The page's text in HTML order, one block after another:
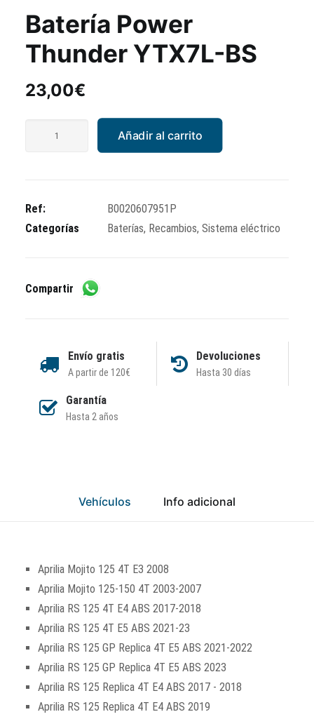
Batería Power
Thunder YTX7L-BS
23,00€
BS
cantidad
Añadir al carrito
Ref:
B0020607951P
Categorías
Baterías, Recambios, Sistema eléctrico
Compartir
Envío gratis
A partir de 120€
Devoluciones
Hasta 30 días
Garantía
Hasta 2 años
Vehículos Info adicional
Aprilia Mojito 125 4T E3 2008
Aprilia Mojito 125-150 4T 2003-2007
Aprilia RS 125 4T E4 ABS 2017-2018
Aprilia RS 125 4T E5 ABS 2021-23
Aprilia RS 125 GP Replica 4T E5 ABS 2021-2022
Aprilia RS 125 GP Replica 4T E5 ABS 2023
Aprilia RS 125 Replica 4T E4 ABS 2017 - 2018
Aprilia RS 125 Replica 4T E4 ABS 2019